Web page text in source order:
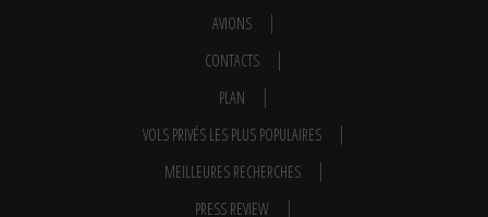
AVIONS
CONTACTS
PLAN
VOLS PRIVÉS LES PLUS POPULAIRES
MEILLEURES RECHERCHES
PRESS REVIEW